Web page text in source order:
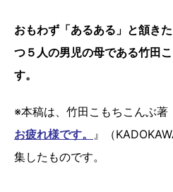
おもわず「あるある」と頷き
つ５人の男児の母である竹田
す。
※本稿は、竹田こもちこんぶ著
お疲れ様です。
』（
集したものです。